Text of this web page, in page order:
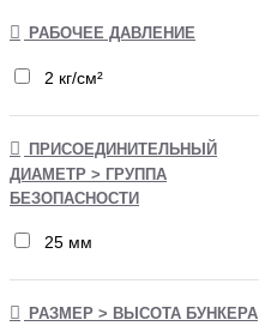
РАБОЧЕЕ ДАВЛЕНИЕ
2 кг/см²
ПРИСОЕДИНИТЕЛЬНЫЙ
ДИАМЕТР > ГРУППА
БЕЗОПАСНОСТИ
25 мм
РАЗМЕР > ВЫСОТА БУНКЕРА